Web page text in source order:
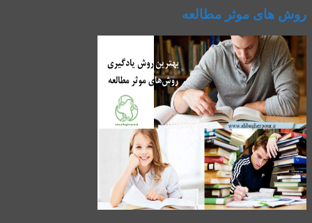
روش های موثر مطالعه